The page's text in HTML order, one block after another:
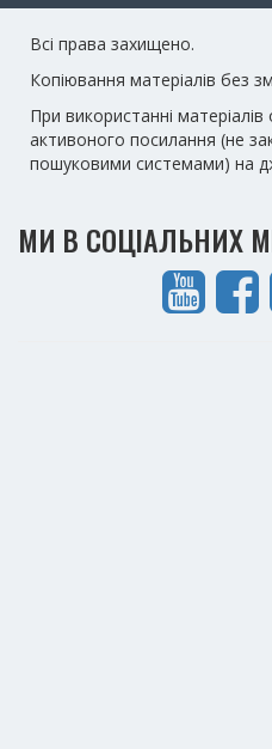
Всі права захищено.
Копіювання матеріалів без
При використанні
активоного посилання (не
пошуковими системами) на
МИ В СОЦІАЛЬНИХ